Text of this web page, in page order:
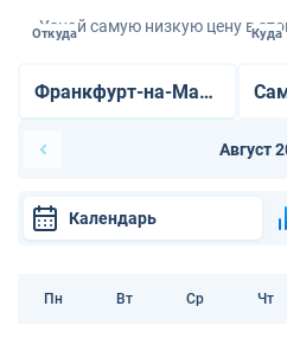
Узнай самую низкую цену в
Откуда Куда
Август
Календарь
Пн Вт Ср Чт